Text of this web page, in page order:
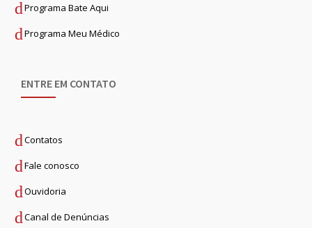
Programa Bate Aqui
Programa Meu Médico
ENTRE EM CONTATO
Contatos
Fale conosco
Ouvidoria
Canal de Denúncias